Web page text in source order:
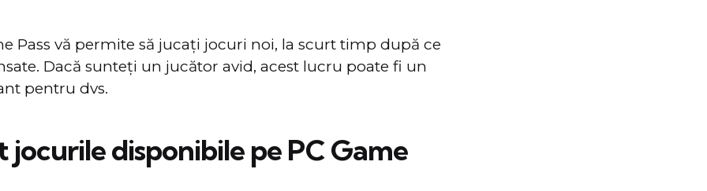
Pass vă permite să jucați jocuri noi, la scurt timp după ce
Dacă sunteți un jucător avid, acest lucru poate fi un
pentru dvs.
jocurile disponibile pe PC Game